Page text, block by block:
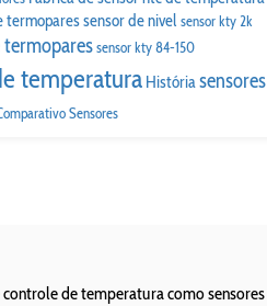
termoparessensor de nivel sensor kty 2k
sensor kty 84-150
temperatura Históriasensores
Sensores
de temperatura como sensores